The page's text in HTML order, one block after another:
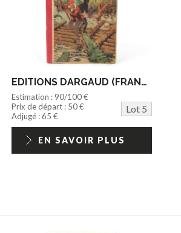
EDITIONS DARGAUD (FRANCE) (1)
Estimation : 90/100 €
Prix de départ : 50 €
Lot 5
Adjugé : 65 €
EN SAVOIR PLUS